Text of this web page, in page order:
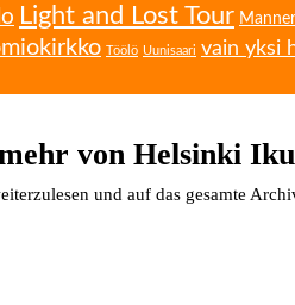
Light and Lost Tour
Töölö Uunisaari vain yksi
von Helsinki
und auf das gesamte